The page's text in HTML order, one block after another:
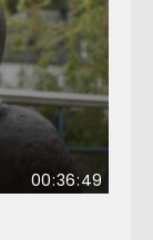
00:36:49